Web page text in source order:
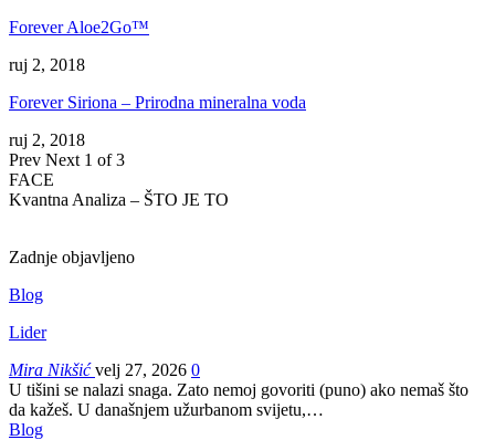
Forever Aloe2Go™
ruj 2, 2018
Forever Siriona – Prirodna mineralna voda
ruj 2, 2018
Prev Next 1 of 3
FACE
Kvantna Analiza – ŠTO JE TO
Zadnje objavljeno
Blog
Lider
Mira Nikšićvelj 27, 2026 0
U tišini se nalazi snaga. Zato nemoj govoriti (puno) ako nemaš što
da kažeš. U današnjem užurbanom svijetu,…
Blog